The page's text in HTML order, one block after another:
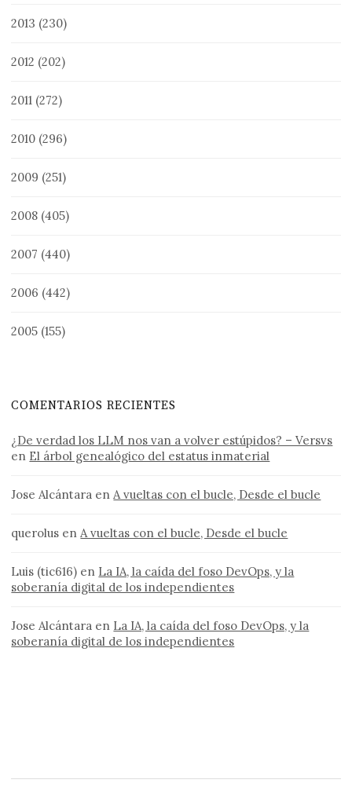
2013 (230)
2012 (202)
2011 (272)
2010 (296)
2009 (251)
2008 (405)
2007 (440)
2006 (442)
2005 (155)
COMENTARIOS RECIENTES
¿De verdad los LLM nos van a volver estúpidos? – Versvs
en El árbol genealógico del estatus inmaterial
Jose Alcántara en A vueltas con el bucle, Desde el bucle
querolus en A vueltas con el bucle, Desde el bucle
Luis (tic616) en La IA, la caída del foso DevOps, y la
soberanía digital de los independientes
Jose Alcántara en La IA, la caída del foso DevOps, y la
soberanía digital de los independientes